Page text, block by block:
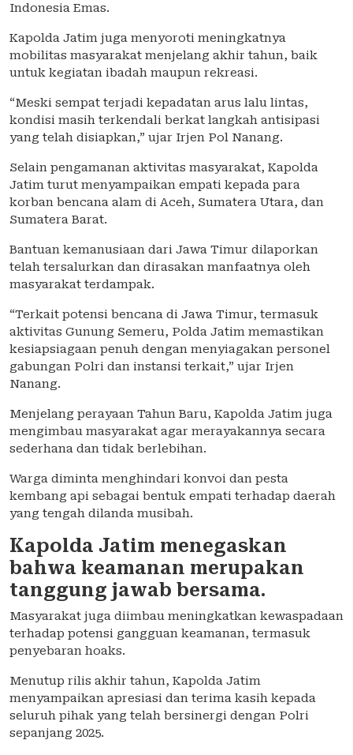
Indonesia Emas.
Kapolda Jatim juga menyoroti meningkatnya
mobilitas masyarakat menjelang akhir tahun, baik
untuk kegiatan ibadah maupun rekreasi.
“Meski sempat terjadi kepadatan arus lalu lintas,
kondisi masih terkendali berkat langkah antisipasi
yang telah disiapkan,” ujar Irjen Pol Nanang.
Selain pengamanan aktivitas masyarakat, Kapolda
Jatim turut menyampaikan empati kepada para
korban bencana alam di Aceh, Sumatera Utara, dan
Sumatera Barat.
Bantuan kemanusiaan dari Jawa Timur dilaporkan
telah tersalurkan dan dirasakan manfaatnya oleh
masyarakat terdampak.
“Terkait potensi bencana di Jawa Timur, termasuk
aktivitas Gunung Semeru, Polda Jatim memastikan
kesiapsiagaan penuh dengan menyiagakan personel
gabungan Polri dan instansi terkait,” ujar Irjen
Nanang.
Menjelang perayaan Tahun Baru, Kapolda Jatim juga
mengimbau masyarakat agar merayakannya secara
sederhana dan tidak berlebihan.
Warga diminta menghindari konvoi dan pesta
kembang api sebagai bentuk empati terhadap daerah
yang tengah dilanda musibah.
Kapolda Jatim menegaskan
bahwa keamanan merupakan
tanggung jawab bersama.
Masyarakat juga diimbau meningkatkan kewaspadaan
terhadap potensi gangguan keamanan, termasuk
penyebaran hoaks.
Menutup rilis akhir tahun, Kapolda Jatim
menyampaikan apresiasi dan terima kasih kepada
seluruh pihak yang telah bersinergi dengan Polri
sepanjang 2025.